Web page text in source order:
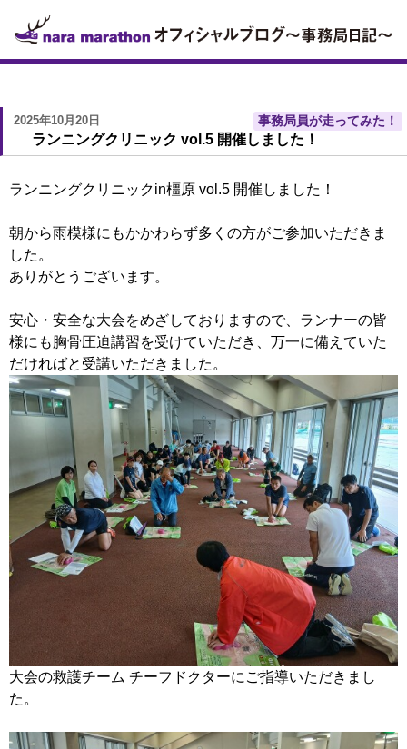
2025年10月20日 事務局員が走ってみた！
ランニングクリニック vol.5 開催しました！
ランニングクリニックin橿原 vol.5 開催しました！
朝から雨模様にもかかわらず多くの方がご参加いただきま
した。
ありがとうございます。
安心・安全な大会をめざしておりますので、ランナーの皆
様にも胸骨圧迫講習を受けていただき、万一に備えていた
だければと受講いただきました。
大会の救護チーム チーフドクターにご指導いただきまし
た。